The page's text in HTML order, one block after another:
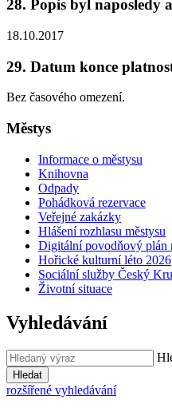
28. Popis byl naposledy
18.10.2017
29. Datum konce
Bez časového omezení.
Městys
Informace o městysu
Knihovna
Odpady
Pohádková rezervace
Veřejné zakázky
Hlášení rozhlasu městysu
Digitální povodňový plán
Hořické kulturní léto 2026
Sociální služby Český
Životní situace
Vyhledávání
Hledat
rozšířené vyhledávání